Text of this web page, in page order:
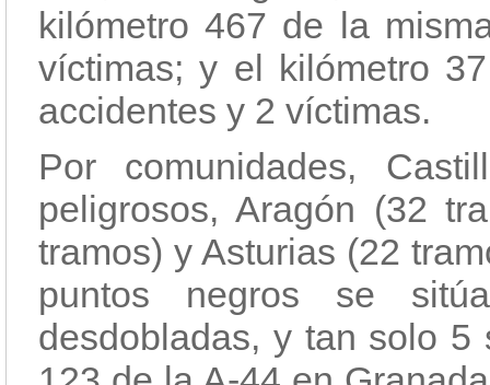
kilómetro 467 de la
víctimas; y el kilómetro
accidentes y 2 víctimas.
Por comunidades,
peligrosos, Aragón (32
tramos) y Asturias (22
puntos negros se
desdobladas, y tan solo